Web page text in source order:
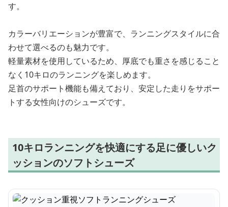
す。
カラーバリエーションが豊富で、ランニングスタイルに合
わせて選べるのも魅力です。
軽量素材を使用しているため、厚底でも重さを感じること
なく10キロのランニングを楽しめます。
足首のサポート機能も備えており、安定した走りをサポー
トする女性向けのシューズです。
10キロランニングを快適にする足に優しいク
ッションのソフトシューズ